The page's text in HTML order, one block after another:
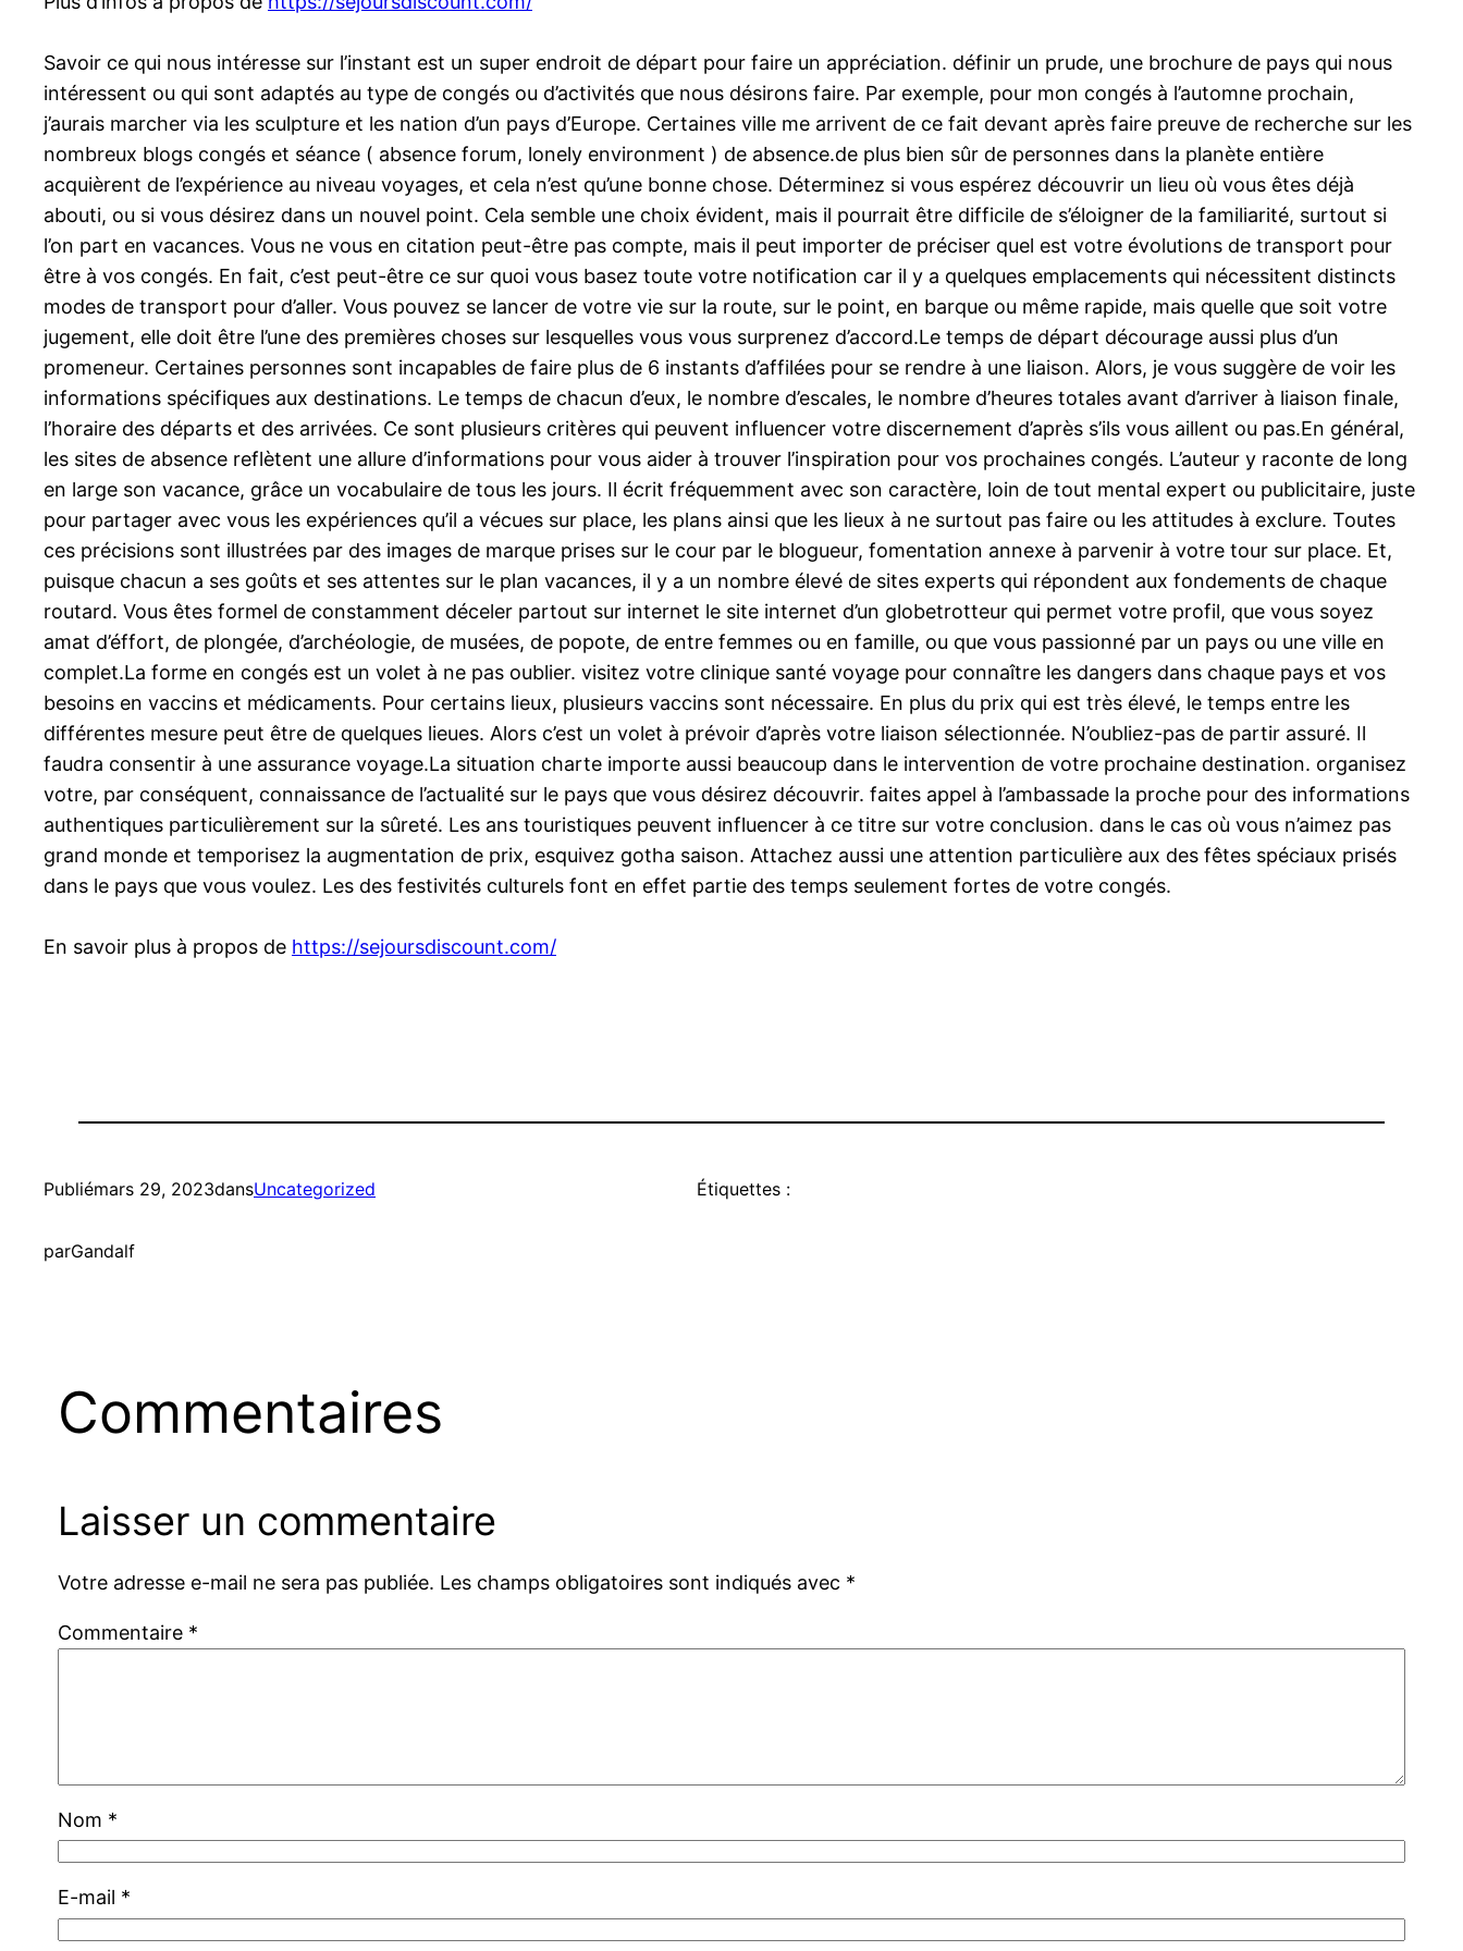
Savoir ce qui nous intéresse sur l’instant est un super endroit de départ pour faire un appréciation. définir un prude, une brochure de pays qui nous
intéressent ou qui sont adaptés au type de congés ou d’activités que nous désirons faire. Par exemple, pour mon congés à l’automne prochain,
j’aurais marcher via les sculpture et les nation d’un pays d’Europe. Certaines ville me arrivent de ce fait devant après faire preuve de recherche sur les
nombreux blogs congés et séance ( absence forum, lonely environment ) de absence.de plus bien sûr de personnes dans la planète entière
acquièrent de l’expérience au niveau voyages, et cela n’est qu’une bonne chose. Déterminez si vous espérez découvrir un lieu où vous êtes déjà
abouti, ou si vous désirez dans un nouvel point. Cela semble une choix évident, mais il pourrait être difficile de s’éloigner de la familiarité, surtout si
l’on part en vacances. Vous ne vous en citation peut-être pas compte, mais il peut importer de préciser quel est votre évolutions de transport pour
être à vos congés. En fait, c’est peut-être ce sur quoi vous basez toute votre notification car il y a quelques emplacements qui nécessitent distincts
modes de transport pour d’aller. Vous pouvez se lancer de votre vie sur la route, sur le point, en barque ou même rapide, mais quelle que soit votre
jugement, elle doit être l’une des premières choses sur lesquelles vous vous surprenez d’accord.Le temps de départ décourage aussi plus d’un
promeneur. Certaines personnes sont incapables de faire plus de 6 instants d’affilées pour se rendre à une liaison. Alors, je vous suggère de voir les
informations spécifiques aux destinations. Le temps de chacun d’eux, le nombre d’escales, le nombre d’heures totales avant d’arriver à liaison finale,
l’horaire des départs et des arrivées. Ce sont plusieurs critères qui peuvent influencer votre discernement d’après s’ils vous aillent ou pas.En général,
les sites de absence reflètent une allure d’informations pour vous aider à trouver l’inspiration pour vos prochaines congés. L’auteur y raconte de long
en large son vacance, grâce un vocabulaire de tous les jours. Il écrit fréquemment avec son caractère, loin de tout mental expert ou publicitaire, juste
pour partager avec vous les expériences qu’il a vécues sur place, les plans ainsi que les lieux à ne surtout pas faire ou les attitudes à exclure. Toutes
ces précisions sont illustrées par des images de marque prises sur le cour par le blogueur, fomentation annexe à parvenir à votre tour sur place. Et,
puisque chacun a ses goûts et ses attentes sur le plan vacances, il y a un nombre élevé de sites experts qui répondent aux fondements de chaque
routard. Vous êtes formel de constamment déceler partout sur internet le site internet d’un globetrotteur qui permet votre profil, que vous soyez
amat d’éffort, de plongée, d’archéologie, de musées, de popote, de entre femmes ou en famille, ou que vous passionné par un pays ou une ville en
complet.La forme en congés est un volet à ne pas oublier. visitez votre clinique santé voyage pour connaître les dangers dans chaque pays et vos
besoins en vaccins et médicaments. Pour certains lieux, plusieurs vaccins sont nécessaire. En plus du prix qui est très élevé, le temps entre les
différentes mesure peut être de quelques lieues. Alors c’est un volet à prévoir d’après votre liaison sélectionnée. N’oubliez-pas de partir assuré. Il
faudra consentir à une assurance voyage.La situation charte importe aussi beaucoup dans le intervention de votre prochaine destination. organisez
votre, par conséquent, connaissance de l’actualité sur le pays que vous désirez découvrir. faites appel à l’ambassade la proche pour des informations
authentiques particulièrement sur la sûreté. Les ans touristiques peuvent influencer à ce titre sur votre conclusion. dans le cas où vous n’aimez pas
grand monde et temporisez la augmentation de prix, esquivez gotha saison. Attachez aussi une attention particulière aux des fêtes spéciaux prisés
dans le pays que vous voulez. Les des festivités culturels font en effet partie des temps seulement fortes de votre congés.
En savoir plus à propos de https://sejoursdiscount.com/
Publiémars 29, 2023dansUncategorized
parGandalf
Étiquettes :
Commentaires
Laisser un commentaire
Votre adresse e-mail ne sera pas publiée. Les champs obligatoires sont indiqués avec *
Commentaire *
Nom *
E-mail *